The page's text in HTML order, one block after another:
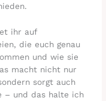
ihr auf
die euch genau
und wie sie
macht nicht nur
sorgt auch
– und das halte ich